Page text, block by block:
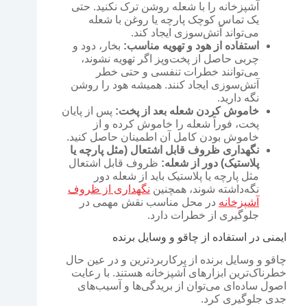
آشپزخانه را با شعله روشن ترک نکنید. حتی
یک تماس کوچک پارچه یا روغن با شعله
می‌تواند آتش‌سوزی ایجاد کند.
استفاده از هود و تهویه مناسب: بخار، دود و
چربی حاصل از پخت‌وپز اگر تهویه نشوند،
می‌توانند خطرات تنفسی و حتی خطر
آتش‌سوزی ایجاد کنند. همیشه هود را روشن
نگه دارید.
خاموش کردن شعله بعد از پخت: پس از پایان
پخت، فوراً شعله را خاموش کرده و از
خاموش بودن کامل آن اطمینان حاصل کنید.
نگهداری ظروف قابل اشتعال (مثل پارچه یا
پلاستیک) دور از شعله: ظروف قابل اشتعال
مثل پارچه یا پلاستیک باید از شعله دور
نگه‌داشته شوند، همچنین نگهداری از ظروف
آشپزخانه در محل مناسب نقش مهمی در
جلوگیری از خطرات دارد.
ایمنی در استفاده از چاقو و وسایل برنده
چاقو و وسایل برنده از پرکاربردترین و در عین حال
خطرناک‌ترین ابزارهای آشپزخانه هستند. با رعایت
اصول ساده‌ای می‌توان از بریدگی‌ها و آسیب‌های
جدی جلوگیری کرد.